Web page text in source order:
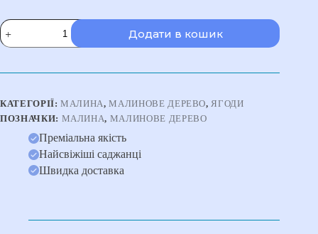
Малинове
дерево
"Королівська
(Ягоди
Додати в кошик
КАТЕГОРІЇ:МАЛИНА,МАЛИНОВЕ ДЕРЕВО,ЯГОДИ
ПОЗНАЧКИ: МАЛИНА, МАЛИНОВЕ ДЕРЕВО
Преміальна якість
Найсвіжіші саджанці
Швидка доставка